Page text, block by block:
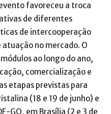
favoreceu a troca
de diferentes
de intercooperação
no mercado. O
ao longo do ano,
comercialização e
etapas previstas para
(18 e 19 de junho) e
GO, em Brasília (2 e 3 de